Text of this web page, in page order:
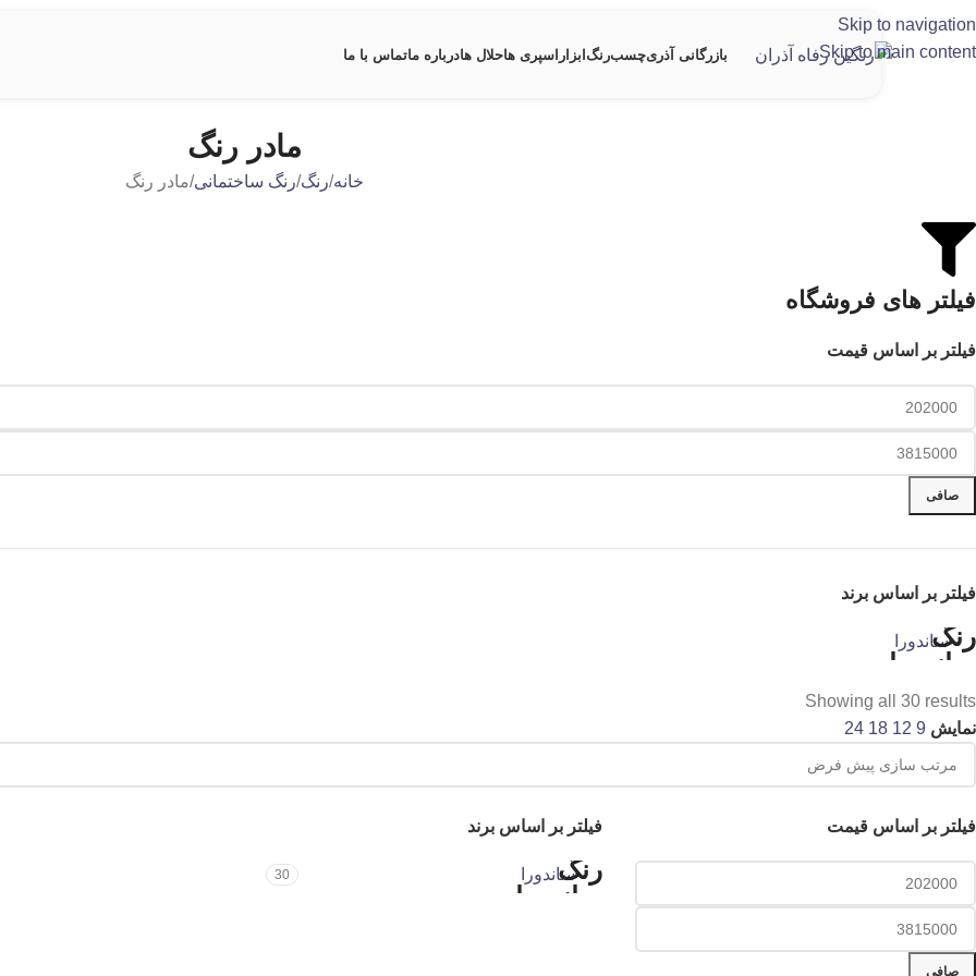
Skip to navigation
Skip to main content
بازرگانی آذریچسبرنگابزار اسپری هاحلال هادرباره ماتماس با ما
مادر رنگ
خانه رنگ رنگ ساختمانی مادر رنگ
فیلتر های فروشگاه
فیلتر بر اساس قیمت
صافی
فیلتر بر اساس برند
ساندورا
Showing all 30 results
نمایش 9
12
18
24
فیلتر بر اساس قیمت
صافی
فیلتر بر اساس برند
ساندورا 30